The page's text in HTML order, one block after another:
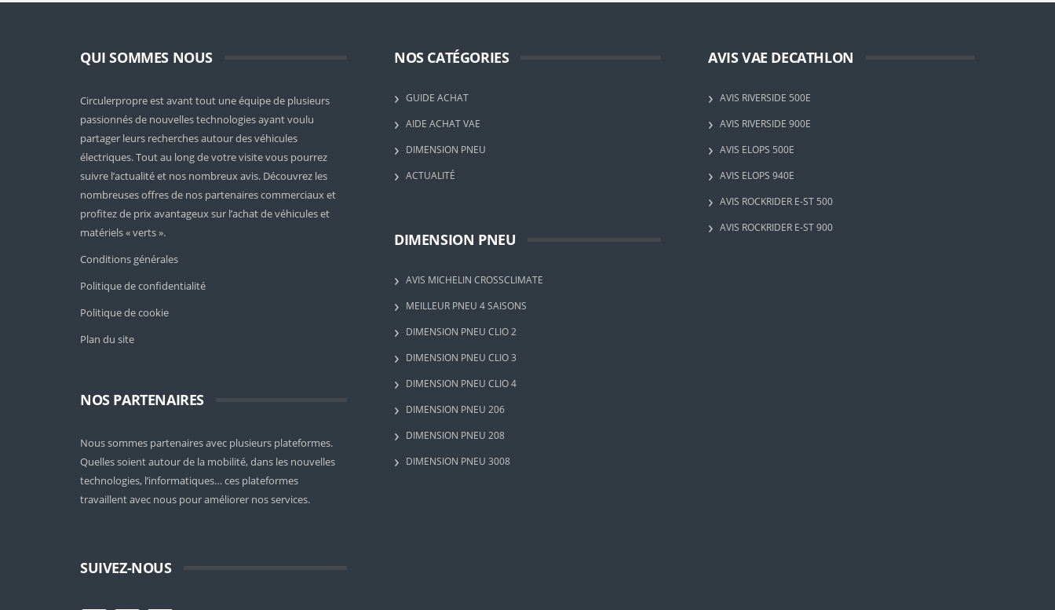
QUI SOMMES NOUS
Circulerpropre est avant tout une équipe de plusieurs
passionnés de nouvelles technologies ayant voulu
partager leurs recherches autour des véhicules
électriques. Tout au long de votre visite vous pourrez
suivre l’actualité et nos nombreux avis. Découvrez les
nombreuses offres de nos partenaires commerciaux et
profitez de prix avantageux sur l’achat de véhicules et
matériels « verts ».
Conditions générales
Politique de confidentialité
Politique de cookie
Plan du site
NOS PARTENAIRES
Nous sommes partenaires avec plusieurs plateformes.
Quelles soientautour de la mobilité, dans les nouvelles
technologies, l’informatiques… ces plateformes
travaillent avec nous pour améliorer nos services.
SUIVEZ-NOUS
NOS CATÉGORIES
GUIDE ACHAT
AIDE ACHAT VAE
DIMENSION PNEU
ACTUALITÉ
DIMENSION PNEU
AVIS MICHELIN CROSSCLIMATE
MEILLEUR PNEU 4 SAISONS
DIMENSION PNEU CLIO 2
DIMENSION PNEU CLIO 3
DIMENSION PNEU CLIO 4
DIMENSION PNEU 206
DIMENSION PNEU 208
DIMENSION PNEU 3008
AVIS VAE DECATHLON
AVIS RIVERSIDE 500E
AVIS RIVERSIDE 900E
AVIS ELOPS 500E
AVIS ELOPS 940E
AVIS ROCKRIDER E-ST 500
AVIS ROCKRIDER E-ST 900